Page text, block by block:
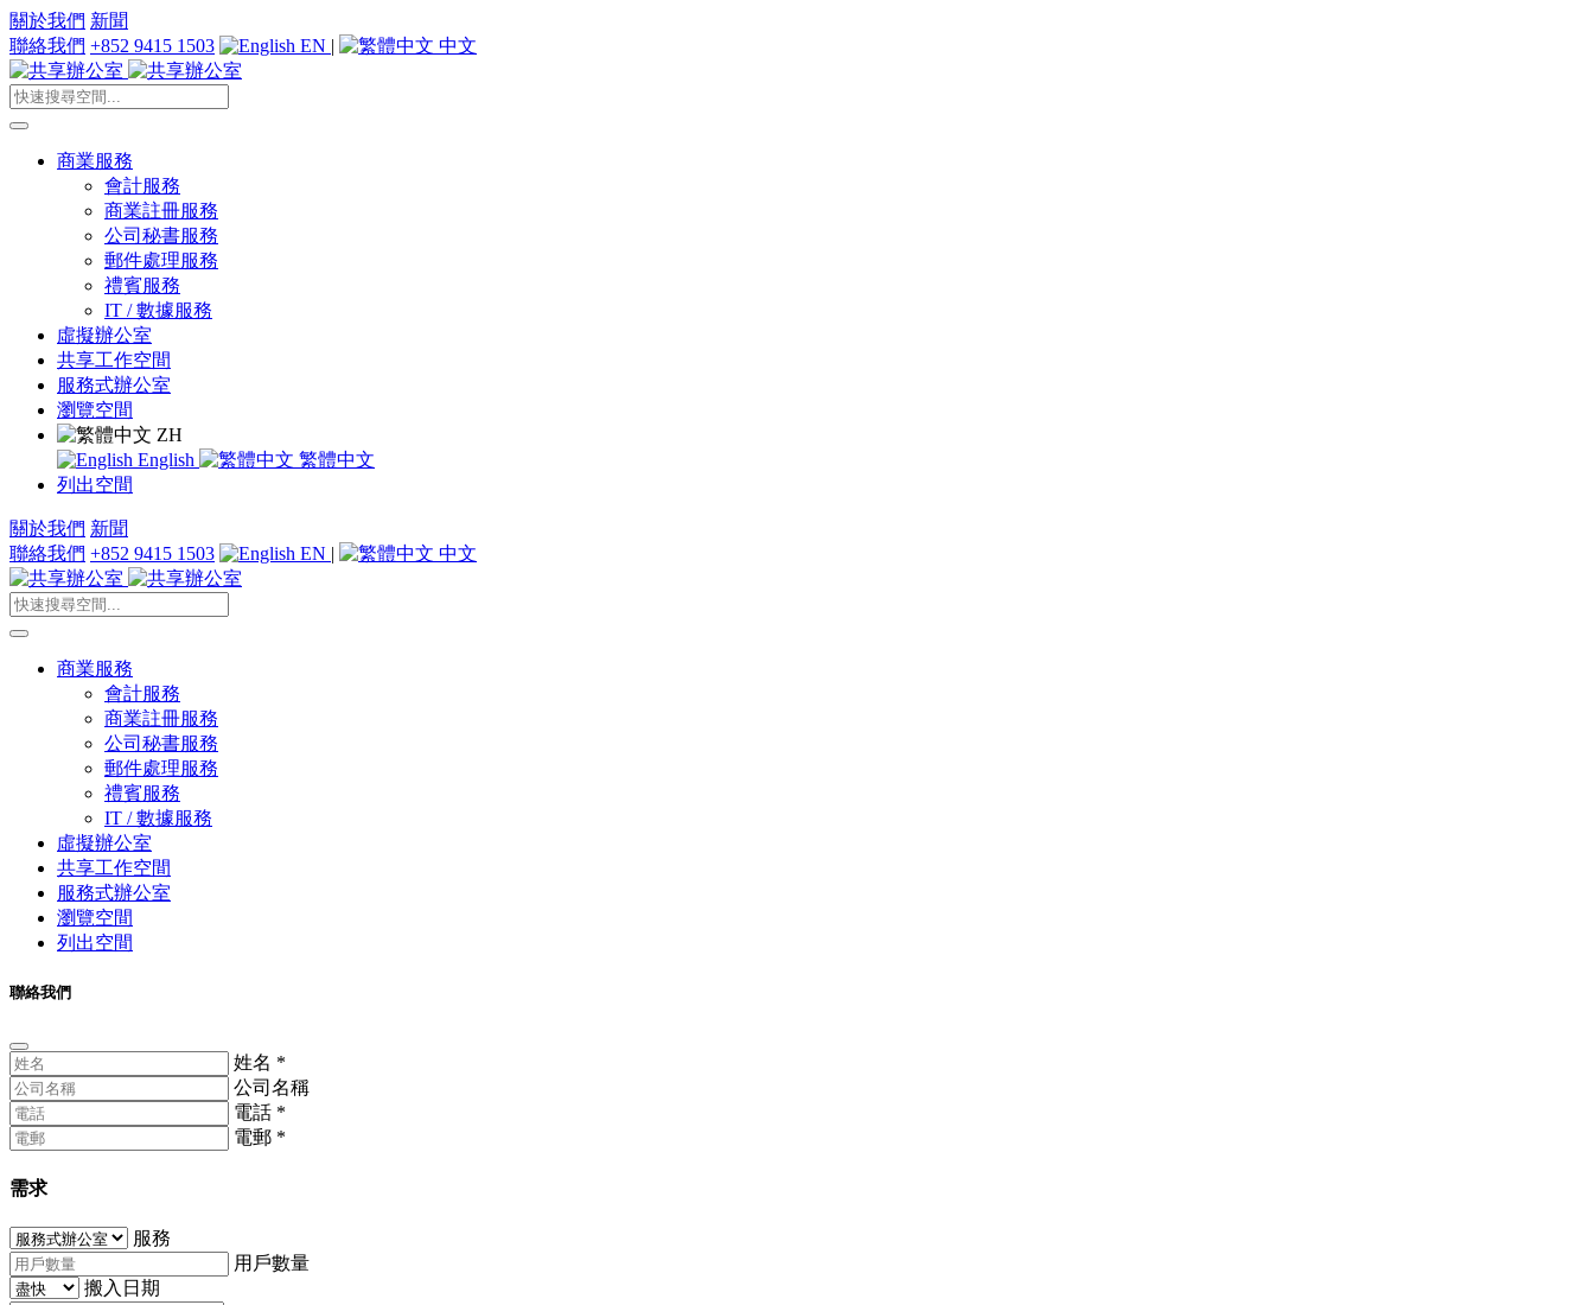
關於我們 新聞
聯絡我們 +852 9415 1503 EN | 中文
商業服務
會計服務
商業註冊服務
公司秘書服務
郵件處理服務
禮賓服務
IT / 數據服務
虛擬辦公室
共享工作空間
服務式辦公室
瀏覽空間
ZH
English
繁體中文
列出空間
關於我們 新聞
聯絡我們 +852 9415 1503 EN | 中文
商業服務
會計服務
商業註冊服務
公司秘書服務
郵件處理服務
禮賓服務
IT / 數據服務
虛擬辦公室
共享工作空間
服務式辦公室
瀏覽空間
列出空間
聯絡我們
姓名 *
公司名稱
電話 *
電郵 *
需求
服務
用戶數量
搬入日期